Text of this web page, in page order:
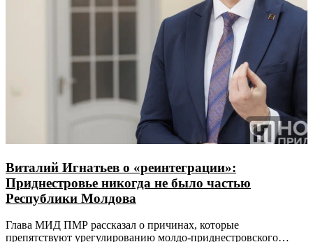
Виталий Игнатьев о «реинтеграции»:
Приднестровье никогда не было частью
Республики Молдова
Глава МИД ПМР рассказал о причинах, которые
препятствуют урегулированию молдо-приднестровского